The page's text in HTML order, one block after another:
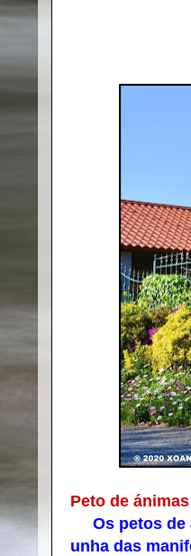
Peto de ánimas
Os petos de
unha das